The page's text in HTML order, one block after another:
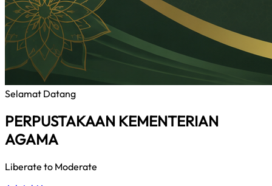
Selamat Datang
PERPUSTAKAAN KEMENTERIAN
AGAMA
Liberate to Moderate